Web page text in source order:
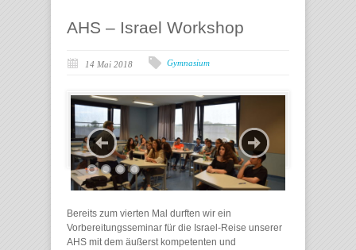
AHS – Israel Workshop
14 Mai 2018 Gymnasium
Bereits zum vierten Mal durften wir ein
Vorbereitungsseminar für die Israel-Reise unserer
AHS mit dem äußerst kompetenten und